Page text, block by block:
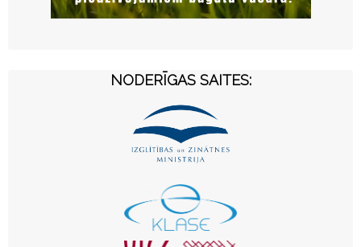
NODERĪGAS SAITES: